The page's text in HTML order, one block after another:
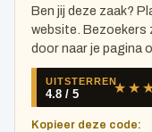
Ben jij deze zaak?
website. Bezoekers
door naar je pagina
Kopieer deze code: